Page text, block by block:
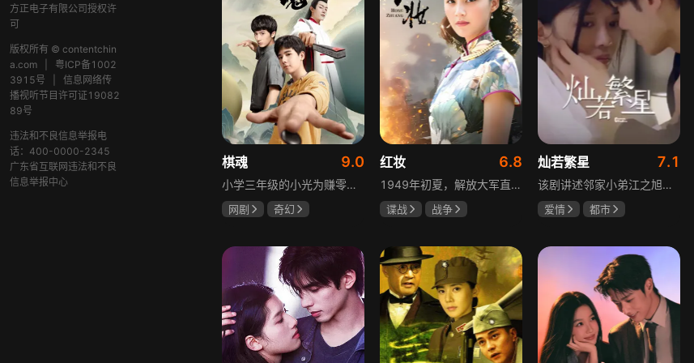
方正电子有限公司授权许
可
版权所有 © contentchin
a.com
粤ICP备1002
3915号
信息网络传
播视听节目许可证19082
89号
违法和不良信息举报电
话：400-0000-2345
广东省互联网违法和不良
信息举报中心
棋魂 9.0
小学三年级的小光为赚零用钱到爷爷家寻宝，偶然翻出旧棋盘，接触棋盘的一瞬间，附身棋盘中的棋士褚嬴的灵魂进入了小光体内。后来小光在学校围棋会所结识少年天才小亮，为测试褚嬴实力，小光贸然与小亮对弈并小胜，他误以为褚嬴棋力平平，小亮却大受打击。数日后小亮再次挑战，再次惨败在褚嬴手下，二人从此成了相爱相杀的棋坛宿敌。在褚嬴指导下，小光进步神速，逐渐对围棋产生兴趣，最终在全国大赛与小亮激战中，褚嬴下出绝妙一局，小光却看出更高一着，终于在自己努力、褚嬴帮助和与小亮的磨练中，独立对弈，燃起真正的棋魂。
网剧
奇幻
红妆 6.8
1949年初夏，解放大军直抵上海，国民党国防部保密局的中共地下党员邓家骥奉命撤往台湾，其妻同为地下党的沈荷因临产被留在上海。新中国成立之初，面对敌特的破坏活动，斗争形势严峻，沈荷隐藏真实身份，继续与敌人展开新一轮斗争，在隐秘战线坚守信仰，为新政权的稳定默默奉献。
谍战
战争
灿若繁星 7.1
该剧讲述邻家小弟江之旭留学归来，竟成了夏千星的顶头上司。从小管着江之旭、事事压他一头的夏千星无法接受，两人互不服气，在公司内外明争暗斗。江之旭借职位刁难夏千星，夏千星则用姐姐身份压制他，然而夏千星不知道，江之旭拼尽全力坐上这个位子，就是为了陪在她身边保护她。
爱情
都市